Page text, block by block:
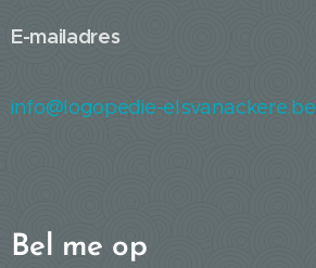
E-mailadres
info@logopedie-elsvanackere.be
Bel me op